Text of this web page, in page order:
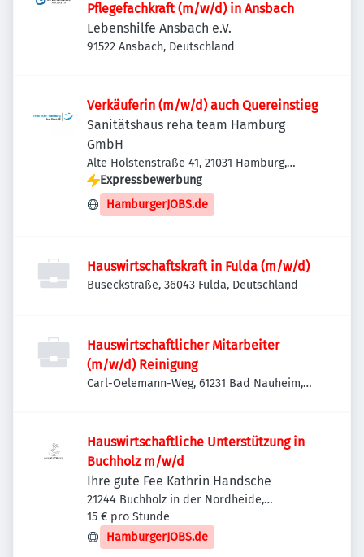
Pflegefachkraft (m/w/d) in Ansbach
Lebenshilfe Ansbach e.V.
91522 Ansbach, Deutschland
Verkäuferin (m/w/d) auch Quereinstieg
Sanitätshaus reha team Hamburg
GmbH
Alte Holstenstraße 41, 21031 Hamburg,
Deutschland
Expressbewerbung
HamburgerJOBS.de
Hauswirtschaftskraft in Fulda (m/w/d)
Buseckstraße, 36043 Fulda, Deutschland
Hauswirtschaftlicher Mitarbeiter
(m/w/d) Reinigung
Carl-Oelemann-Weg, 61231 Bad Nauheim,
Hauswirtschaftliche Unterstützung in
Buchholz m/w/d
Ihre gute Fee Kathrin Handsche
21244 Buchholz in der Nordheide,
Deutschland
15 € pro Stunde
HamburgerJOBS.de